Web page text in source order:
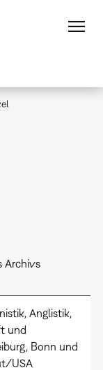
Archivs
Anglistik,
und
Bonn und
USA